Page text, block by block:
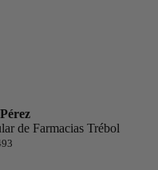
de Farmacias Trébol